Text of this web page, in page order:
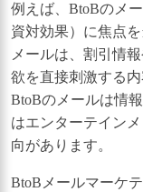
例えば、BtoBのメ
資対効果）に焦点
メールは、割引情
欲を直接刺激する
BtoBのメールは情
はエンターテイン
向があります。
BtoBメールマーケ